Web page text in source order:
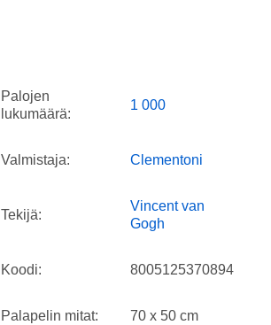
Palojen
lukumäärä:
1 000
Valmistaja: Clementoni
Tekijä:
Vincent van
Gogh
Koodi: 8005125370894
Palapelin mitat: 70 x 50 cm